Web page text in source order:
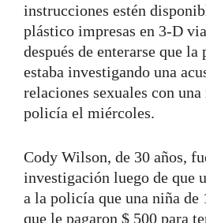
instrucciones estén
plástico impresas en 3-D
después de enterarse que
estaba investigando una
relaciones sexuales con
policía el miércoles.
Cody Wilson, de 30 años,
investigación luego de que
a la policía que una niña de
que le pagaron $ 500 para